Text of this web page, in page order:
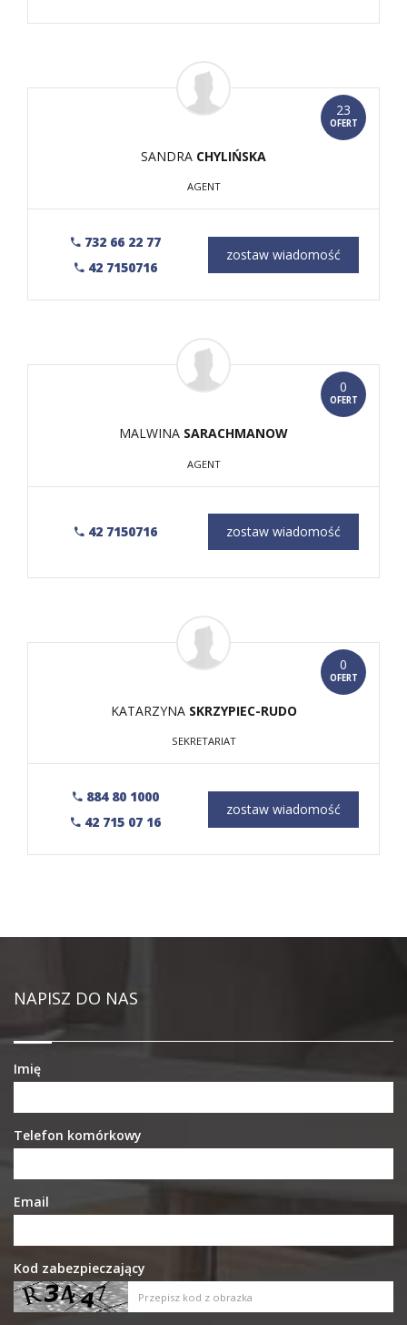
23
OFERT
SANDRA CHYLIŃSKA
AGENT
732 66 22 77
42 7150716
zostaw wiadomość
0
OFERT
MALWINA SARACHMANOW
AGENT
42 7150716 zostaw wiadomość
0
OFERT
KATARZYNA SKRZYPIEC-RUDO
SEKRETARIAT
884 80 1000
42 715 07 16
zostaw wiadomość
NAPISZ DO NAS
Imię
Telefon komórkowy
Email
Kod zabezpieczający